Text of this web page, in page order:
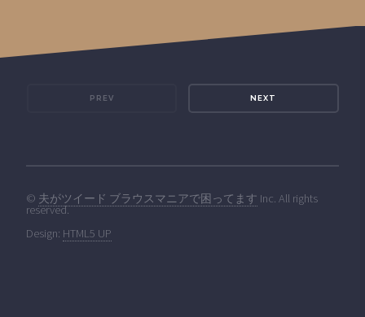
PREV NEXT
© 夫がツイード ブラウスマニアで困ってます Inc. All rights
reserved.
Design: HTML5 UP